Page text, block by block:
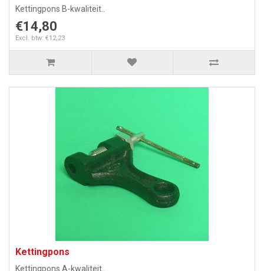
Kettingpons B-kwaliteit..
€14,80
Excl. btw: €12,23
Kettingpons
Kettingpons A-kwaliteit..